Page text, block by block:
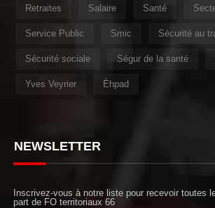
Retraites Salaire Santé
Service Public Smic Sécurité au
Sécurité sociale Ségur de la santé
Yves Veyrier Éhpad
NEWSLETTER
Inscrivez-vous à notre liste pour recevoir toutes
part de FO territoriaux 66